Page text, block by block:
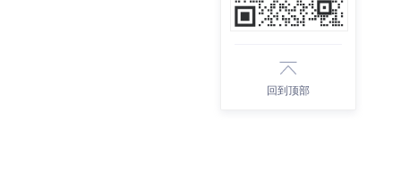
回到顶部